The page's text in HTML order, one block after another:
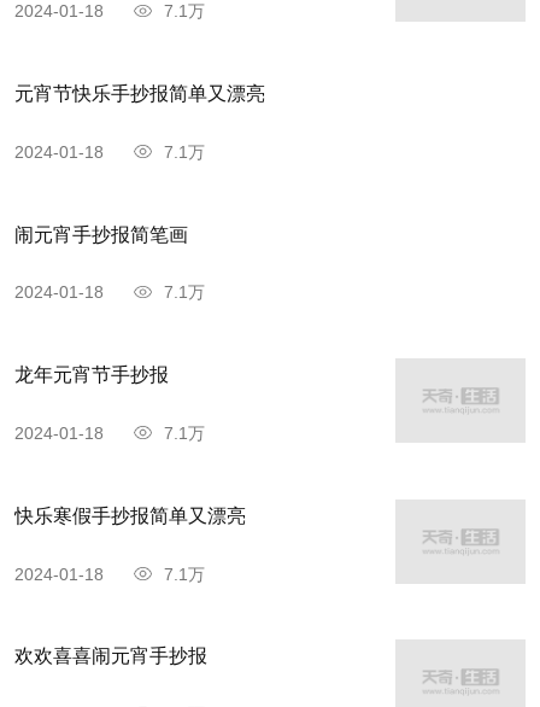
2024-01-18 7.1万
元宵节快乐手抄报简单又漂亮
2024-01-18 7.1万
闹元宵手抄报简笔画
2024-01-18 7.1万
龙年元宵节手抄报
2024-01-18 7.1万
快乐寒假手抄报简单又漂亮
2024-01-18 7.1万
欢欢喜喜闹元宵手抄报